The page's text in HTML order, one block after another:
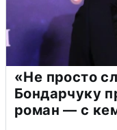
«Не просто
Бондарчуку
роман — с